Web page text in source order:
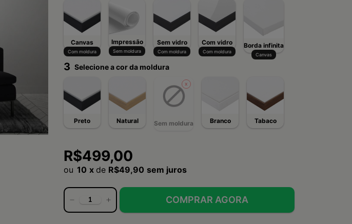
Canvas
Com moldura
Impressão
Sem moldura
Sem vidro
Com moldura
Com vidro
Com moldura
Borda infinita
Canvas
3 Selecione a cor da moldura
Preto Natural Sem moldura Branco Tabaco
R$499,00
10 x de R$49,90 sem juros